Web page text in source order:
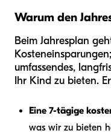
Warum den
Beim Jahresplan
umfassendes,
Ihr Kind zu bieten.
Eine 7-tägige
was wir zu bieten